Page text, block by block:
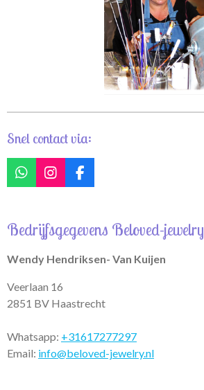
Snel contact via:
W
h
s
p
I
n
a
r
m
F
a
b
o
Bedrijfsgegevens Beloved-jewelry
Wendy Hendriksen- Van Kuijen
Veerlaan 16
2851 BV Haastrecht
Whatsapp: +31617277297
Email: info@beloved-jewelry.nl